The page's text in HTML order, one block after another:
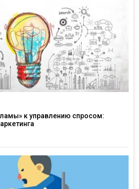
к управлению спросом: